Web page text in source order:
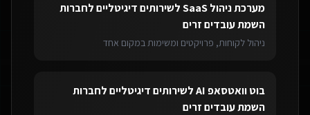
מערכת ניהול SaaS לשירותים דיגיטליים לחברות
השמת עובדים זרים
ניהול לקוחות, פרויקטים ומשימות במקום אחד
בוט וואטסאפ AI לשירותים דיגיטליים לחברות
השמת עובדים זרים